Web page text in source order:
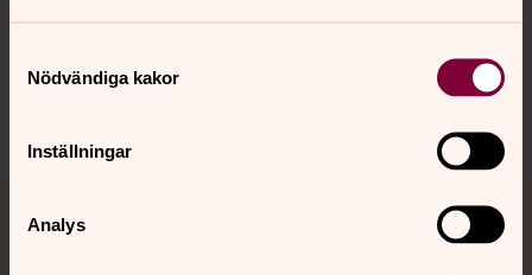
Nödvändiga kakor
Inställningar
Analys
Jourhavande präst